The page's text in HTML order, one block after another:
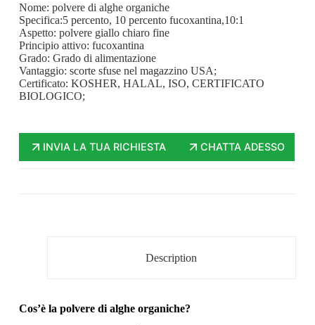
Nome: polvere di alghe organiche
Specifica:5 percento, 10 percento fucoxantina,10:1
Aspetto: polvere giallo chiaro fine
Principio attivo: fucoxantina
Grado: Grado di alimentazione
Vantaggio: scorte sfuse nel magazzino USA;
Certificato: KOSHER, HALAL, ISO, CERTIFICATO
BIOLOGICO;
INVIA LA TUA RICHIESTA CHATTA ADESSO
Description
Cos’è la polvere di alghe organiche?